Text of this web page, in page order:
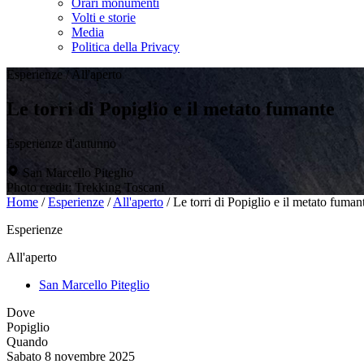
Orari monumenti
Volti e storie
Media
Politica della Privacy
Esperienze / All'aperto
Le torri di Popiglio e il metato fumante
Esperienze d'autunno
San Marcello Piteglio
Photo credit: Trekking Toscani
Home /Esperienze /All'aperto /Le torri di Popiglio e il metato
Esperienze
All'aperto
San Marcello Piteglio
Dove
Popiglio
Quando
Sabato 8 novembre 2025